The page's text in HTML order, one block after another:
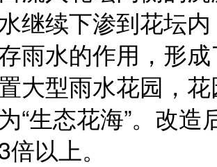
继续下渗到花坛
雨水的作用，形
大型雨水花园，
“生态花海”。改
以上。